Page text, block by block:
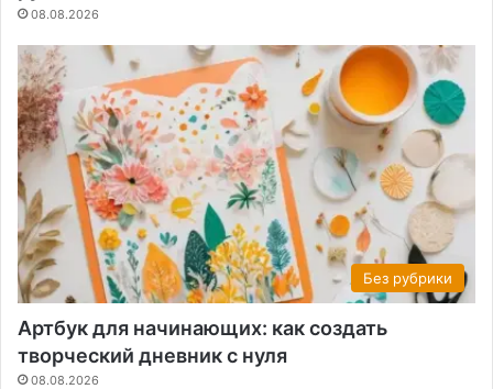
08.08.2026
Без рубрики
Артбук для начинающих: как создать
творческий дневник с нуля
08.08.2026